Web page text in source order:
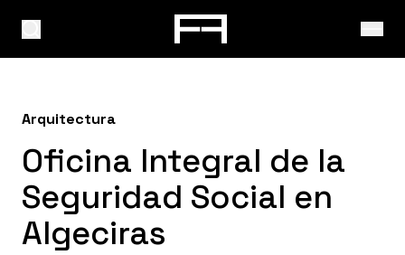
Arquitectura
Oficina Integral de la
Seguridad Social en
Algeciras